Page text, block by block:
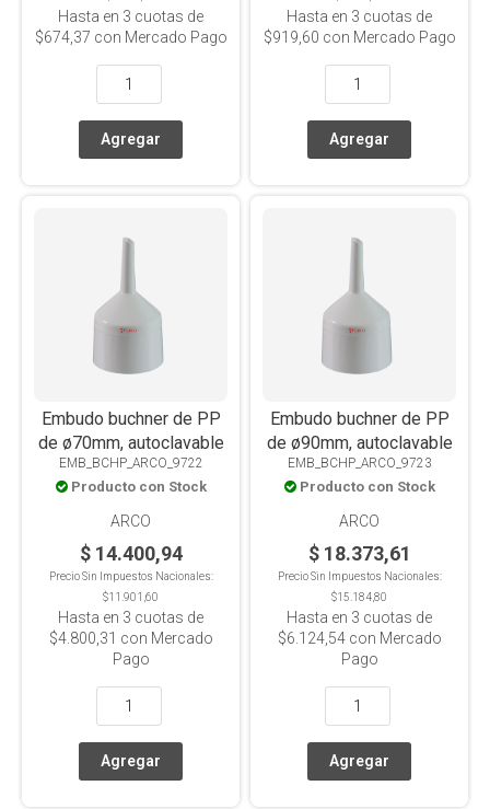
Hasta en 3 cuotas de
$674,37 con Mercado Pago
Hasta en 3 cuotas de
$919,60 con Mercado Pago
Embudo buchner de PP
de ø70mm, autoclavable
EMB_BCHP_ARCO_9722
Producto con Stock
ARCO
$ 14.400,94
Precio Sin Impuestos Nacionales:
$11.901,60
Hasta en 3 cuotas de
$4.800,31 con Mercado
Pago
Embudo buchner de PP
de ø90mm, autoclavable
EMB_BCHP_ARCO_9723
Producto con Stock
ARCO
$ 18.373,61
Precio Sin Impuestos Nacionales:
$15.184,80
Hasta en 3 cuotas de
$6.124,54con Mercado
Pago